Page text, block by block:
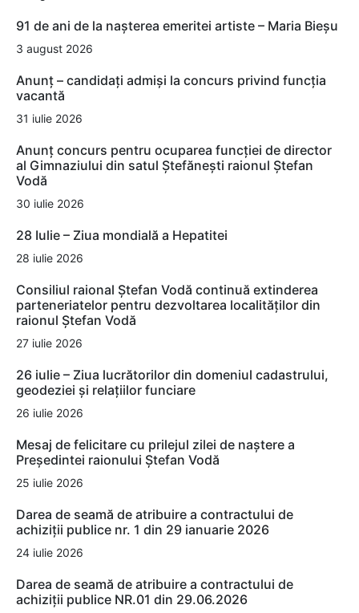
91 de ani de la nașterea emeritei artiste – Maria Bieșu
3 august 2026
Anunț – candidați admiși la concurs privind funcția
vacantă
31 iulie 2026
Anunț concurs pentru ocuparea funcției de director
al Gimnaziului din satul Ștefănești raionul Ștefan
Vodă
30 iulie 2026
28 Iulie – Ziua mondială a Hepatitei
28 iulie 2026
Consiliul raional Ștefan Vodă continuă extinderea
parteneriatelor pentru dezvoltarea localităților din
raionul Ștefan Vodă
27 iulie 2026
26 iulie – Ziua lucrătorilor din domeniul cadastrului,
geodeziei și relațiilor funciare
26 iulie 2026
Mesaj de felicitare cu prilejul zilei de naștere a
Președintei raionului Ștefan Vodă
25 iulie 2026
Darea de seamă de atribuire a contractului de
achiziții publice nr. 1 din 29 ianuarie 2026
24 iulie 2026
Darea de seamă de atribuire a contractului de
achiziții publice NR.01 din 29.06.2026